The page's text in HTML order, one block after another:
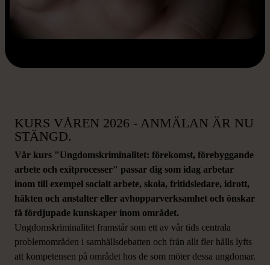
KURS VÅREN 2026 - ANMÄLAN ÄR NU
STÄNGD.
Vår kurs "Ungdomskriminalitet: förekomst, förebyggande
arbete och exitprocesser" passar dig som idag arbetar
inom till exempel socialt arbete, skola, fritidsledare, idrott,
häkten och anstalter eller avhopparverksamhet och önskar
få fördjupade kunskaper inom området.
Ungdomskriminalitet framstår som ett av vår tids centrala
problemområden i samhällsdebatten och från allt fler hålls lyfts
att kompetensen på området hos de som möter dessa ungdomar.